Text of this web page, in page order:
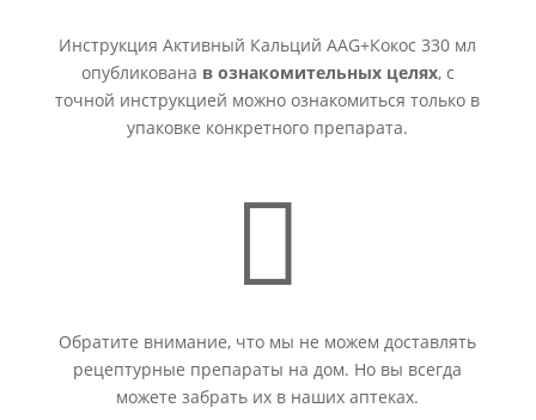
Инструкция Активный Кальций AAG+Кокос 330 мл
опубликована в ознакомительных целях, с
точной инструкцией можно ознакомиться только в
упаковке конкретного препарата.

Обратите внимание, что мы не можем доставлять
рецептурные препараты на дом. Но вы всегда
можете забрать их в наших аптеках.